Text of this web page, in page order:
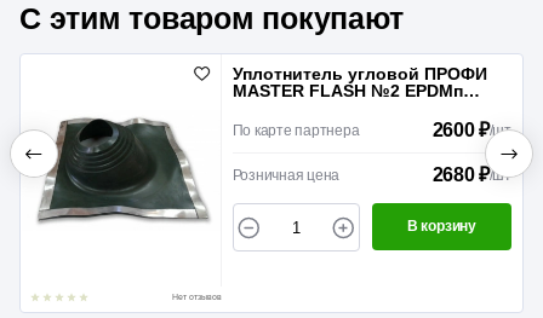
С этим товаром покупают
Нет отзывов
Уплотнитель угловой ПРОФИ
MASTER FLASH №2 EPDMп
По карте партнера 2600 ₽/шт
Розничная цена 2680 ₽/шт
В корзину